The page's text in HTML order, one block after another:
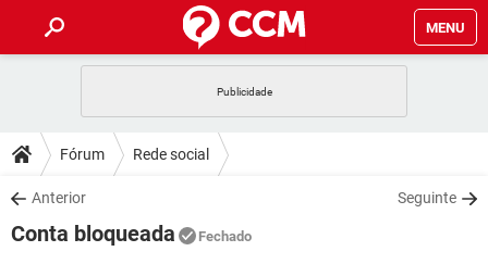
MENU
CELULAR
OUTLOOK
INSTAGRAM
DICAS
JOGOS
DOWNLOADS
JOGOS
Fórum Rede social
Anterior Seguinte
Conta bloqueada Fechado